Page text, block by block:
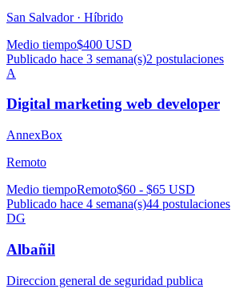
San Salvador · Híbrido
Medio tiempo$400 USD
Publicado hace 3 semana(s)2 postulaciones
A
Digital marketing web developer
AnnexBox
Remoto
Medio tiempoRemoto$60 - $65 USD
Publicado hace 4 semana(s)44 postulaciones
DG
Albañil
Direccion general de seguridad publica